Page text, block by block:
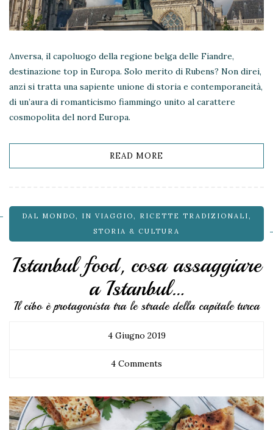
Anversa, il capoluogo della regione belga delle Fiandre,
destinazione top in Europa. Solo merito di Rubens? Non direi,
anzi si tratta una sapiente unione di storia e contemporaneità,
di un’aura di romanticismo fiammingo unito al carattere
cosmopolita del nord Europa.
READ MORE
DAL MONDO, IN VIAGGIO, RICETTE TRADIZIONALI,
STORIA & CULTURA
Istanbul food, cosa assaggiare
a Istanbul…
Il cibo è protagonista tra le strade della capitale turca
4 Giugno 2019
4 Comments